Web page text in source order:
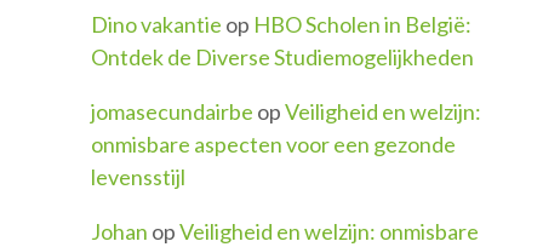
Dino vakantie op HBO Scholen in België:
Ontdek de Diverse Studiemogelijkheden
jomasecundairbe opVeiligheid en welzijn:
onmisbare aspecten voor een gezonde
levensstijl
Johan opVeiligheid en welzijn: onmisbare